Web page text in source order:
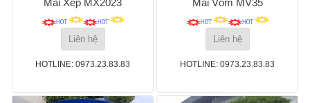
Liên hệ
HOTLINE: 0973.23.83.83
Liên hệ
HOTLINE: 0973.23.83.83